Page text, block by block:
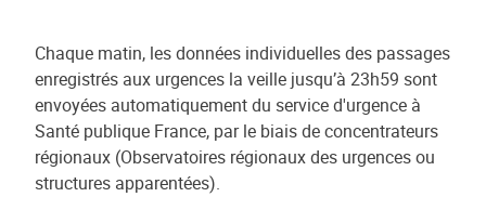
Chaque matin, les données individuelles des passages
enregistrés aux urgences la veille jusqu’à 23h59 sont
envoyées automatiquement du service d'urgence à
Santé publique France, par le biais de concentrateurs
régionaux (Observatoires régionaux des urgences ou
structures apparentées).